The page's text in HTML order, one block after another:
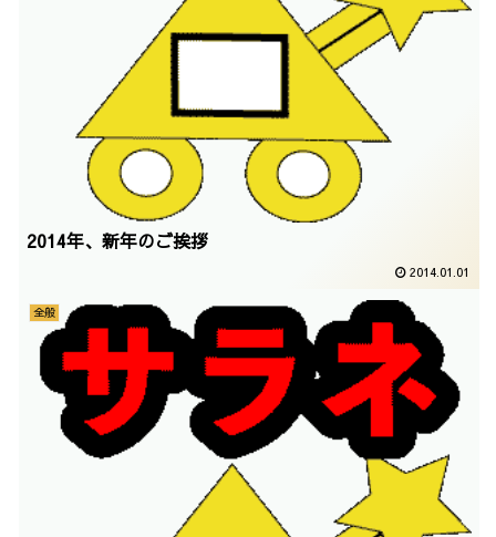
2014年、新年のご挨拶
2014.01.01
全般